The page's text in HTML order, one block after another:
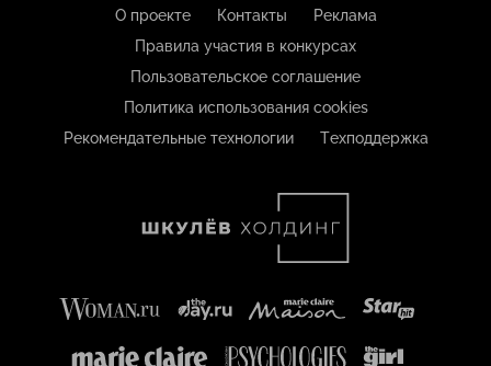
О проекте Контакты
Реклама
Правила участия в конкурсах
Пользовательское соглашение
Политика использования cookies
Рекомендательные технологии
Техподдержка